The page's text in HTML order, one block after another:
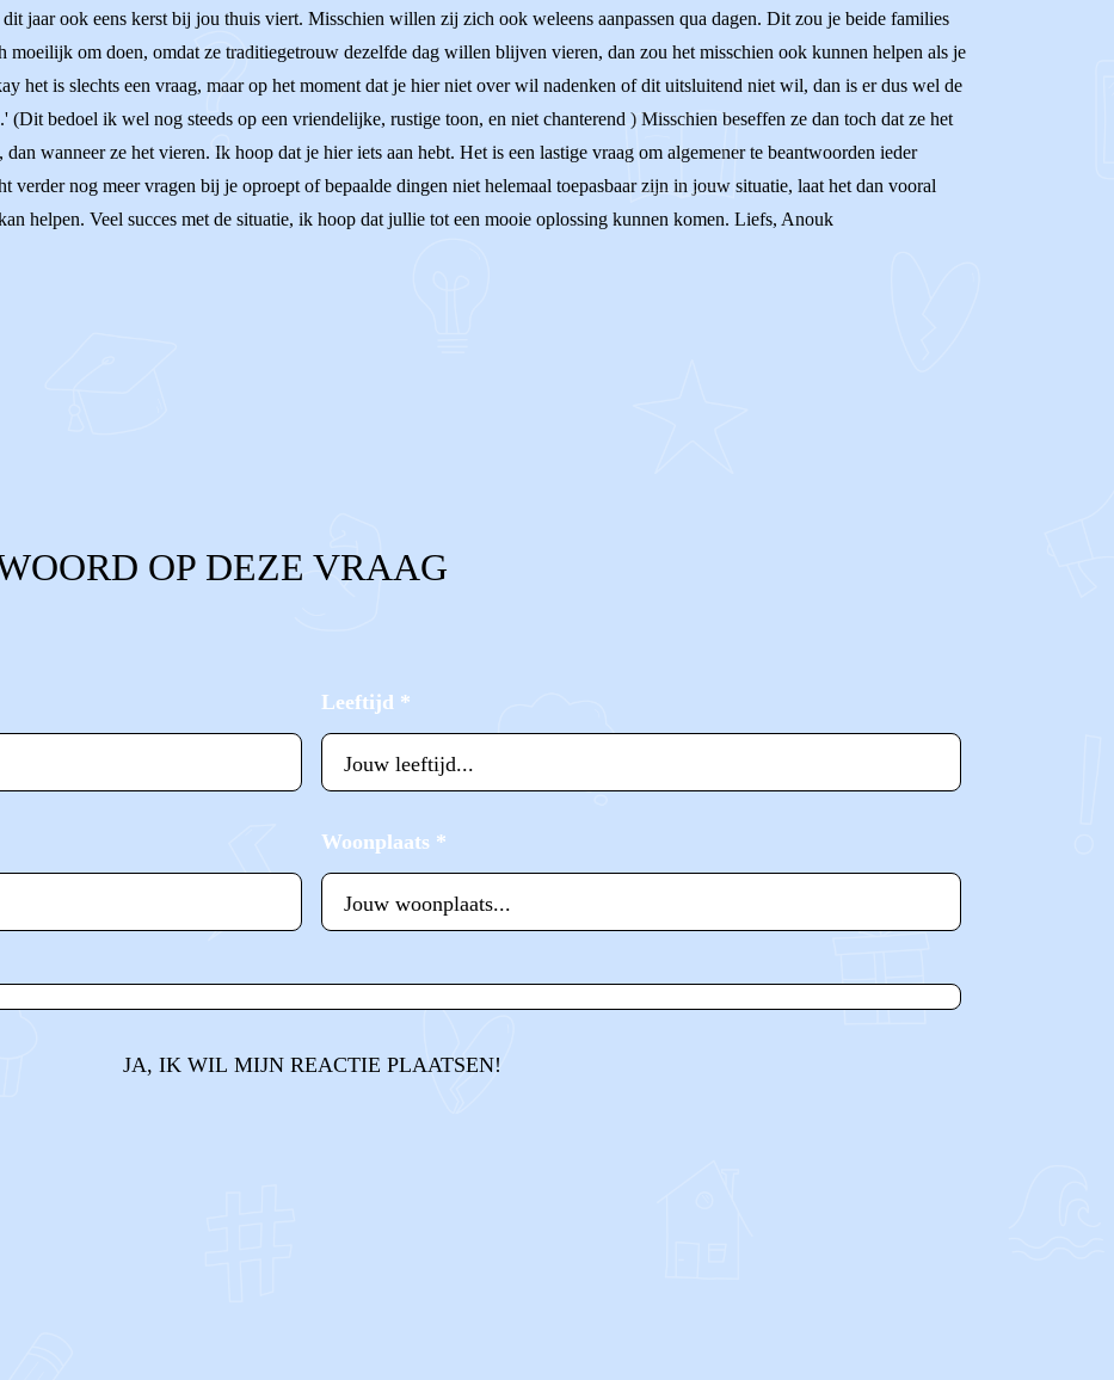
jaar ook eens kerst bij jou thuis viert. Misschien willen zij zich ook weleens aanpassen qua dagen. Dit zou je beide families
moeilijk om doen, omdat ze traditiegetrouw dezelfde dag willen blijven vieren, dan zou het misschien ook kunnen helpen als je
het is slechts een vraag, maar op het moment dat je hier niet over wil nadenken of dit uitsluitend niet wil, dan is er dus wel de
(Dit bedoel ik wel nog steeds op een vriendelijke, rustige toon, en niet chanterend ) Misschien beseffen ze dan toch dat ze het
wanneer ze het vieren. Ik hoop dat je hier iets aan hebt. Het is een lastige vraag om algemener te beantwoorden ieder
nog meer vragen bij je oproept of bepaalde dingen niet helemaal toepasbaar zijn in jouw situatie, laat het dan vooral
helpen. Veel succes met de situatie, ik hoop dat jullie tot een mooie oplossing kunnen komen. Liefs, Anouk
OP DEZE VRAAG
Leeftijd *
Woonplaats *
JA, IK WIL MIJN REACTIE PLAATSEN!